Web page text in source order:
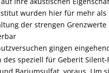
wurden hier für mehr
der strengen Grenzwerte
gingen
des speziell für Geberit